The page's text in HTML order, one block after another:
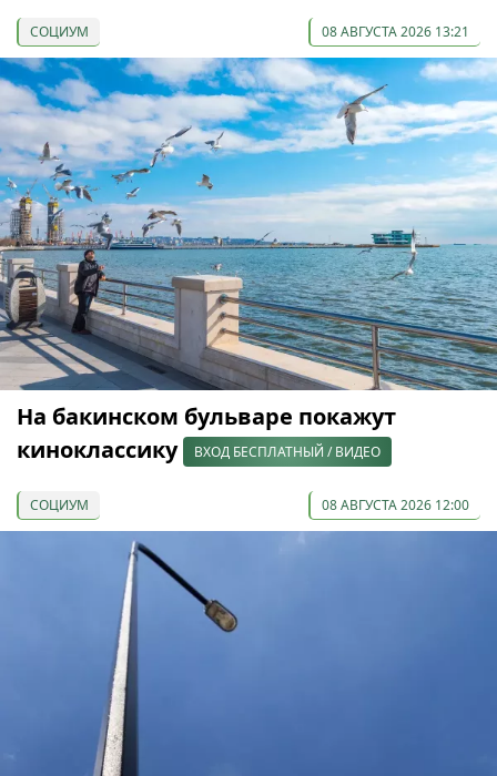
СОЦИУМ 08 АВГУСТА 2026 13:21
На бакинском бульваре покажут
киноклассику
ВХОД БЕСПЛАТНЫЙ / ВИДЕО
СОЦИУМ 08 АВГУСТА 2026 12:00